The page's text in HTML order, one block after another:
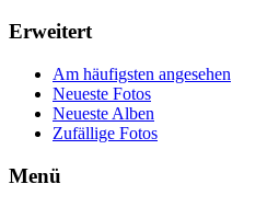
Erweitert
Am häufigsten angesehen
Neueste Fotos
Neueste Alben
Zufällige Fotos
Menü